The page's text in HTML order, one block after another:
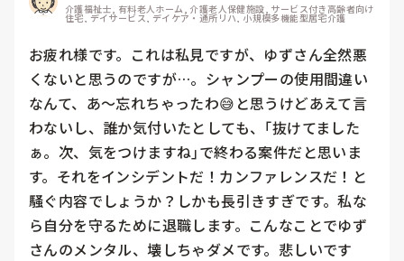
介護福祉士, 有料老人ホーム, 介護老人保健施設, サービス付き高齢者向け
住宅, デイサービス, デイケア・通所リハ, 小規模多機能型居宅介護
お疲れ様です。これは私見ですが、ゆずさん全然悪
くないと思うのですが…。シャンプーの使用間違い
なんて、あ～忘れちゃったわ😅と思うけどあえて言
わないし、誰か気付いたとしても、｢抜けてました
ぁ。次、気をつけますね｣で終わる案件だと思いま
す。それをインシデントだ！カンファレンスだ！と
騒ぐ内容でしょうか？しかも長引きすぎです。私な
ら自分を守るために退職します。こんなことでゆず
さんのメンタル、壊しちゃダメです。悲しいです